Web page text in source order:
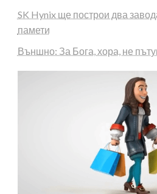
SK Hynix ще построи два
памети
Външно: За Бога, хора, не